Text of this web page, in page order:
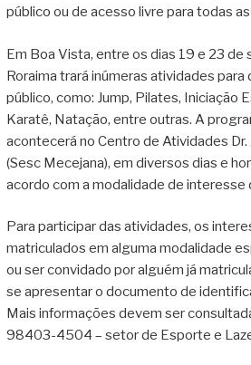
público ou de acesso livre para todas
Em Boa Vista, entre os dias 19 e 23 de
Roraima trará inúmeras atividades
público, como: Jump, Pilates, Iniciação
Karatê, Natação, entre outras. A
acontecerá no Centro de Atividades
(Sesc Mecejana), em diversos dias e
acordo com a modalidade de interesse
Para participar das atividades, os
matriculados em alguma modalidade
ou ser convidado por alguém já
se apresentar o documento de
Mais informações devem ser
98403-4504 – setor de Esporte e